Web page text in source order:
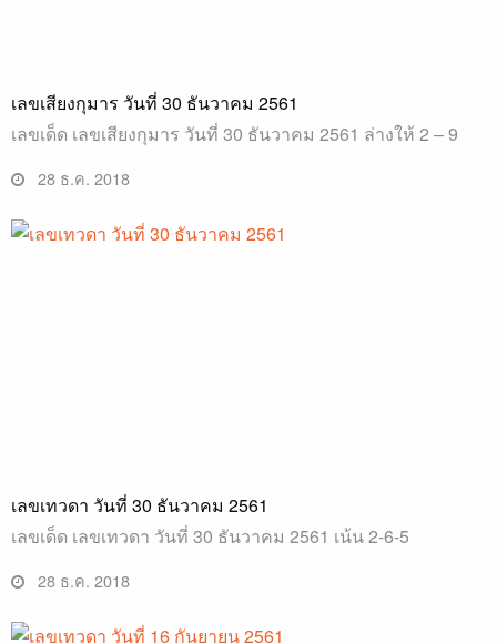
เลขเสียงกุมาร วันที่ 30 ธันวาคม 2561
เลขเด็ด เลขเสียงกุมาร วันที่ 30 ธันวาคม 2561 ล่างให้ 2 – 9
28 ธ.ค. 2018
เลขเทวดา วันที่ 30 ธันวาคม 2561
เลขเด็ด เลขเทวดา วันที่ 30 ธันวาคม 2561 เน้น 2-6-5
28 ธ.ค. 2018